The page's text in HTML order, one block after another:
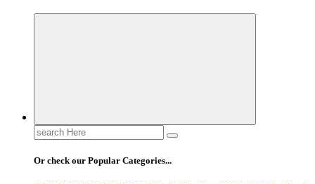
Search
for:
Or check our Popular Categories...